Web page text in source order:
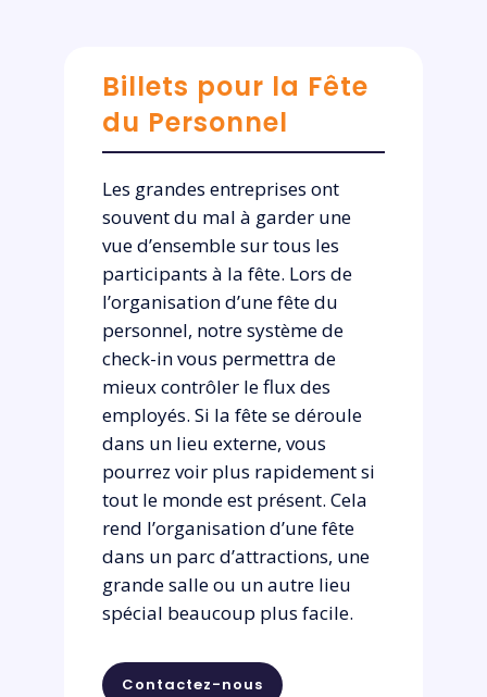
Billets pour la Fête
du Personnel
Les grandes entreprises ont
souvent du mal à garder une
vue d’ensemble sur tous les
participants à la fête. Lors de
l’organisation d’une fête du
personnel, notre système de
check-in vous permettra de
mieux contrôler le flux des
employés. Si la fête se déroule
dans un lieu externe, vous
pourrez voir plus rapidement si
tout le monde est présent. Cela
rend l’organisation d’une fête
dans un parc d’attractions, une
grande salle ou un autre lieu
spécial beaucoup plus facile.
Contactez-nous